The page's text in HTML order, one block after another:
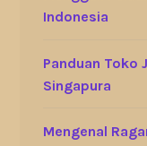
Indonesia
Panduan Toko
Singapura
Mengenal